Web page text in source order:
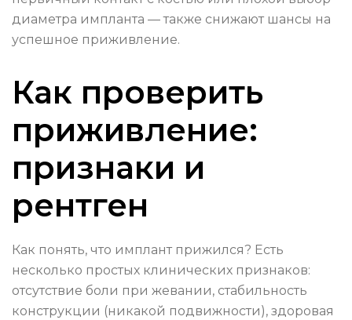
диаметра импланта — также снижают шансы на
успешное приживление.
Как проверить
приживление:
признаки и
рентген
Как понять, что имплант прижился? Есть
несколько простых клинических признаков:
отсутствие боли при жевании, стабильность
конструкции (никакой подвижности), здоровая